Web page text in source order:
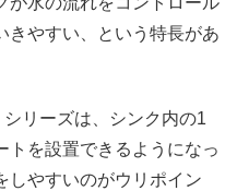
きやすい、という特長があ
リーズは、シンク内の1
トを設置できるようになっ
しやすいのがウリポイン